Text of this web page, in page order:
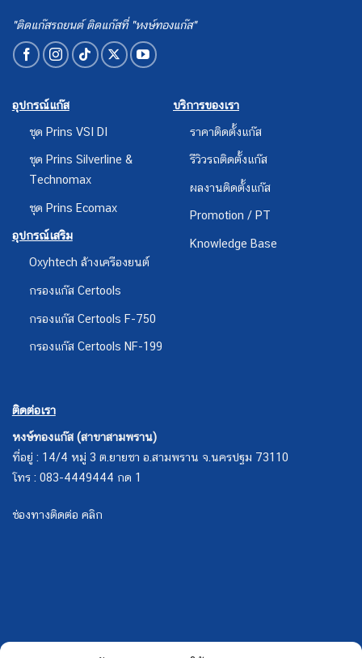
"ติดแก๊สรถยนต์ ติดแก๊สที่ "หงษ์ทองแก๊ส"
อุปกรณ์แก๊ส
ชุด Prins VSI DI
ชุด Prins Silverline &
Technomax
ชุด Prins Ecomax
อุปกรณ์เสริม
Oxyhtech ล้างเครืองยนต์
กรองแก๊ส Certools
กรองแก๊ส Certools F-750
กรองแก๊ส Certools NF-199
บริการของเรา
ราคาติดตั้งแก๊ส
รีวิวรถติดตั้งแก๊ส
ผลงานติดตั้งแก๊ส
Promotion / PT
Knowledge Base
ติดต่อเรา
หงษ์ทองแก๊ส (สาขาสามพราน)
ที่อยู่ : 14/4 หมู่ 3 ต.ยายชา อ.สามพราน จ.นครปฐม 73110
โทร : 083-4449444 กด 1
ช่องทางติดต่อ คลิก